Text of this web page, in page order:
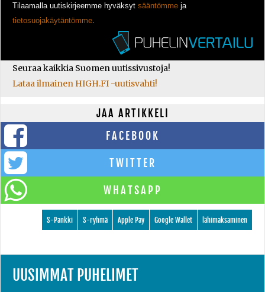
Tilaamalla uutiskirjeemme hyväksyt sääntömme ja
tietosuojakäytäntömme
Seuraa kaikkia Suomen uutissivustoja!
Lataa ilmainen HIGH.FI -uutisvahti!
JAA ARTIKKELI
FACEBOOK
TWITTER
WHATSAPP
lähimaksaminen
Google Wallet
Apple Pay
S-ryhmä
S-Pankki
UUSIMMAT PUHELIMET